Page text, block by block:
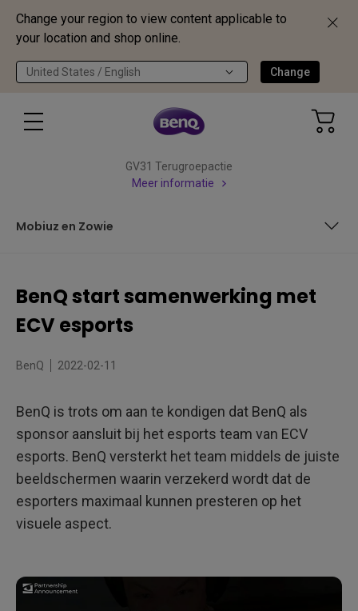
Change your region to view content applicable to
your location and shop online.
United States / English Change
GV31 Terugroepactie
Meer informatie
Mobiuz en Zowie
Mobiuz en Zowie
BenQ start samenwerking met
ECV esports
BenQ 2022-02-11
BenQ is trots om aan te kondigen dat BenQ als
sponsor aansluit bij het esports team van ECV
esports. BenQ versterkt het team middels de juiste
beeldschermen waarin verzekerd wordt dat de
esporters maximaal kunnen presteren op het
visuele aspect.